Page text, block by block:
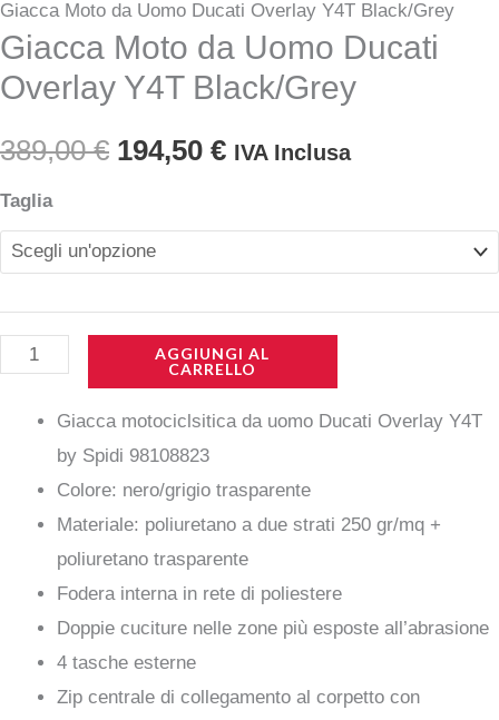
Giacca Moto da Uomo Ducati Overlay Y4T Black/Grey
Giacca Moto da Uomo Ducati
Overlay Y4T Black/Grey
389,00€ Il
originale
era:
389,00 €.
194,50 €Il
è:
194,50 €.
IVA Inclusa
Taglia
Giacca
Moto
da
Ducati
Overlay
AGGIUNGI AL
CARRELLO
Giacca motociclsitica da uomo Ducati Overlay Y4T
by Spidi 98108823
Colore: nero/grigio trasparente
Materiale: poliuretano a due strati 250 gr/mq +
poliuretano trasparente
Fodera interna in rete di poliestere
Doppie cuciture nelle zone più esposte all’abrasione
4 tasche esterne
Zip centrale di collegamento al corpetto con